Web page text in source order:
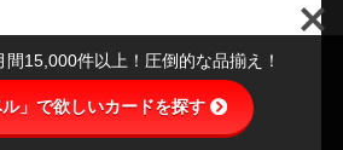
間15,000件以上！圧倒的な品揃え！
ル」で欲しいカードを探す